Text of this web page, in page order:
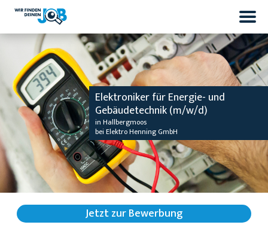
Elektroniker für Energie- und
Gebäudetechnik (m/w/d)
in Hallbergmoos
bei Elektro Henning GmbH
Jetzt zur Bewerbung